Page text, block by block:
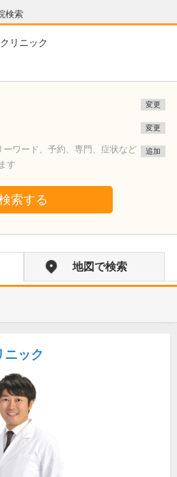
検索
リニック
変更
変更
ーワード、予約、専門、症状など
す
追加
索する
地図で検索
ニック